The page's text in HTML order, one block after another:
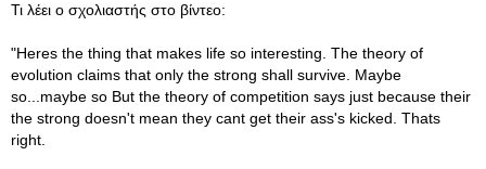
Τι λέει ο σχολιαστής στο βίντεο:
"Heres the thing that makes life so interesting. The theory of
evolution claims that only the strong shall survive. Maybe
so...maybe so But the theory of competition says just because their
the strong doesn't mean they cant get their ass's kicked. Thats
right.